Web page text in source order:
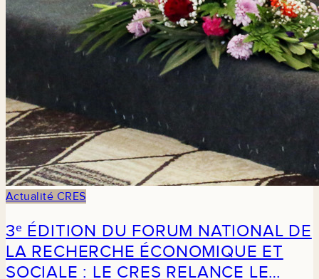
Actualité CRES
3ᵉ ÉDITION DU FORUM NATIONAL DE
LA RECHERCHE ÉCONOMIQUE ET
SOCIALE : LE CRES RELANCE LE